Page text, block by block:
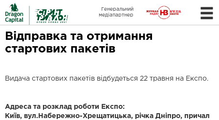
Генеральний
медіапартнер
Відправка та отримання
стартових пакетів
Видача стартових пакетів відбудеться 22 травня на Експо.
Адреса та розклад роботи Експо:
Київ, вул.Набережно-Хрещатицька, річка Дніпро, причал